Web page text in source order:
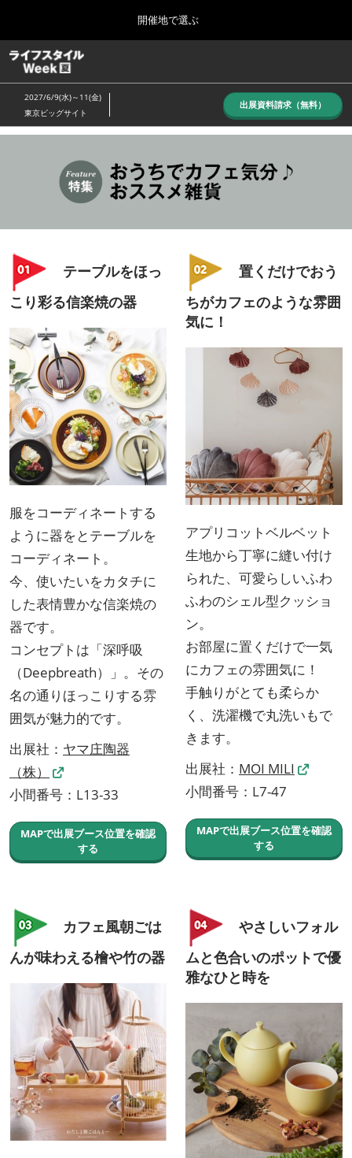
ッ
し
進
to
close
開催地で選ぶ
10月_秋展
東京ビッグサイト/Tokyo Big Sight, Japan
ー
ナ
ー
シ
ョ
を
2027/6/9(水)～11(金)
東京ビッグサイト
出展資料請求（無料）
テーブルをほっ
こり彩る信楽焼の器
服をコーディネートする
ように器をとテーブルを
コーディネート。
今、使いたいをカタチに
した表情豊かな信楽焼の
器です。
コンセプトは「深呼吸
（Deepbreath）」。その
名の通りほっこりする雰
囲気が魅力的です。
出展社： ヤマ庄陶器
（株）
小間番号：L13-33
MAPで出展ブース位置を確認
する
置くだけでおう
ちがカフェのような雰囲
気に！
アプリコットベルベット
生地から丁寧に縫い付け
られた、可愛らしいふわ
ふわのシェル型クッショ
ン。
お部屋に置くだけで一気
にカフェの雰囲気に！
手触りがとても柔らか
く、洗濯機で丸洗いもで
きます。
出展社： MOI MILI
小間番号：L7-47
MAPで出展ブース位置を確認
する
カフェ風朝ごは
んが味わえる檜や竹の器
やさしいフォル
ムと色合いのポットで優
雅なひと時を